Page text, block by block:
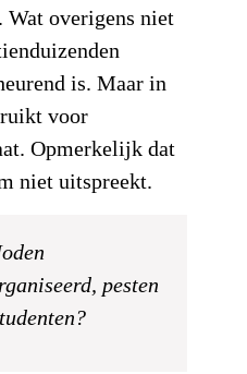
Wat overigens niet
is. Maar in
voor
Opmerkelijk dat
niet uitspreekt.
pesten